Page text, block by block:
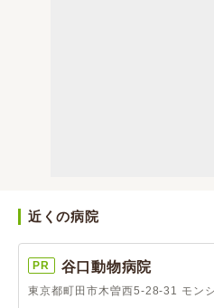
近くの病院
PR 谷口動物病院
東京都町田市木曽西5-28-31 モン